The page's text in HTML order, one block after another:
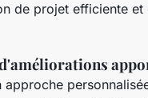
de projet efficiente
approche